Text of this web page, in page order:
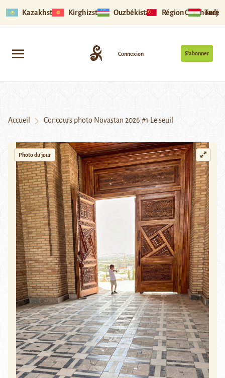
Kazakhstan Kirghizstan Ouzbékistan Région Ouïghoure
S’abonner
Connexion
Accueil Concours photo Novastan 2026 #1 Le seuil
Photo du jour